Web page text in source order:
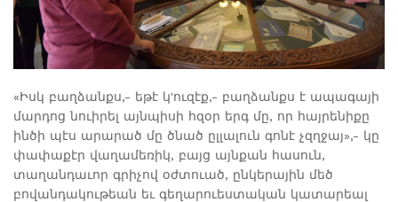
«Իսկ բաղձանքս,- եթէ կ'ուզէք,- բաղձանքս է ապագայի
մարդոց նուիրել այնպիսի հզօր երգ մը, որ հայրենիքը
ինծի պէս արարած մը ծնած ըլլալուն գոնէ չզղջայ»,- կը
փափաքէր վաղամեռիկ, բայց այնքան հասուն,
տաղանդաւոր գրիչով օժտուած, ընկերային մեծ
բովանդակութեան եւ գեղարուեստական կատարեալ